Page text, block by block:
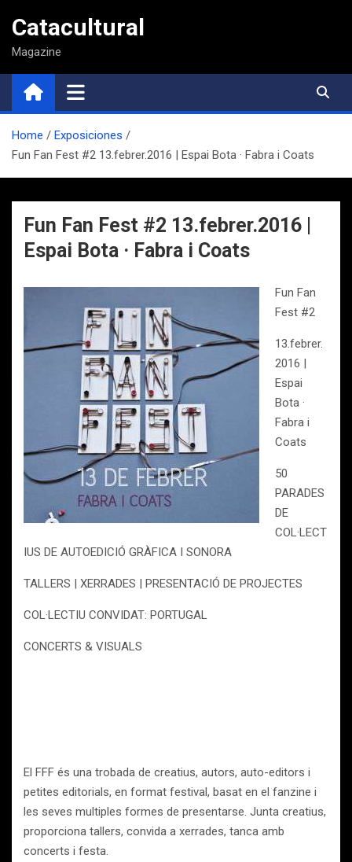
contenido
Catacultural
Magazine
Home
Exposiciones
Fun Fan Fest #2 13.febrer.2016 | Espai Bota · Fabra i Coats
Fun Fan Fest #2 13.febrer.2016 |
Espai Bota · Fabra i Coats
Fun Fan
Fest #2
13.febrer.
2016 |
Espai
Bota ·
Fabra i
Coats
50
PARADES
DE
COL·LECT
IUS DE AUTOEDICIÓ GRÀFICA I SONORA
TALLERS | XERRADES | PRESENTACIÓ DE PROJECTES
COL·LECTIU CONVIDAT: PORTUGAL
CONCERTS & VISUALS
El FFF és una trobada de creatius, autors, auto-editors i
petites editorials, en format festival, basat en el fanzine i
les seves multiples formes de presentarse. Junta creatius,
proporciona tallers, convida a xerrades, tanca amb
concerts i festa.